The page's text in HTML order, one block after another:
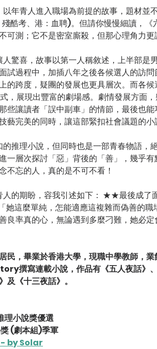
酷考、港：血聘)。但請你慢慢細讀，
可測；它不是密室廝殺，但那心理角力更
試過程中，加插八年之後各候選人的訪
的跨度，疑團的發展也更具層次。而各候
展現出豐富的劇場感。劇情發展方面，
些讓讀者「誤中副車」的情節，最後也
藝完美的同時，讓這部緊扣社會議題的小
一層次探討「惡」背後的「善」，幾乎
不忘的人，真的是不可不看！
她這麼單純，怎能適應這複雜而偽善的
良率真的心，無論遇到多麼刁難，她必定
民，畢業於香港大學，現職中學教師，
撰寫連載小說，作品有《五人夜話》
及《十三夜話》。
理小說獎優選
(劇本組)季軍
- by Solar